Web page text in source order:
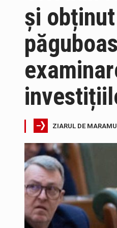
și
ZIARUL DE